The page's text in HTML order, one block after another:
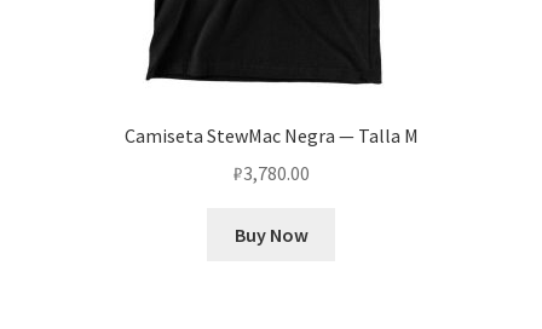
Camiseta StewMac Negra — Talla M
₽3,780.00
Buy Now